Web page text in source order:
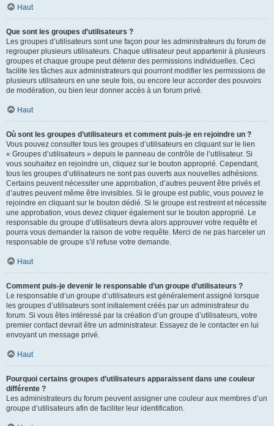
Haut
Que sont les groupes d’utilisateurs ?
Les groupes d’utilisateurs sont une façon pour les administrateurs du forum de
regrouper plusieurs utilisateurs. Chaque utilisateur peut appartenir à plusieurs
groupes et chaque groupe peut détenir des permissions individuelles. Ceci
facilite les tâches aux administrateurs qui pourront modifier les permissions de
plusieurs utilisateurs en une seule fois, ou encore leur accorder des pouvoirs
de modération, ou bien leur donner accès à un forum privé.
Haut
Où sont les groupes d’utilisateurs et comment puis-je en rejoindre un ?
Vous pouvez consulter tous les groupes d’utilisateurs en cliquant sur le lien
« Groupes d’utilisateurs » depuis le panneau de contrôle de l’utilisateur. Si
vous souhaitez en rejoindre un, cliquez sur le bouton approprié. Cependant,
tous les groupes d’utilisateurs ne sont pas ouverts aux nouvelles adhésions.
Certains peuvent nécessiter une approbation, d’autres peuvent être privés et
d’autres peuvent même être invisibles. Si le groupe est public, vous pouvez le
rejoindre en cliquant sur le bouton dédié. Si le groupe est restreint et nécessite
une approbation, vous devez cliquer également sur le bouton approprié. Le
responsable du groupe d’utilisateurs devra alors approuver votre requête et
pourra vous demander la raison de votre requête. Merci de ne pas harceler un
responsable de groupe s’il refuse votre demande.
Haut
Comment puis-je devenir le responsable d’un groupe d’utilisateurs ?
Le responsable d’un groupe d’utilisateurs est généralement assigné lorsque
les groupes d’utilisateurs sont initialement créés par un administrateur du
forum. Si vous êtes intéressé par la création d’un groupe d’utilisateurs, votre
premier contact devrait être un administrateur. Essayez de le contacter en lui
envoyant un message privé.
Haut
Pourquoi certains groupes d’utilisateurs apparaissent dans une couleur
différente ?
Les administrateurs du forum peuvent assigner une couleur aux membres d’un
groupe d’utilisateurs afin de faciliter leur identification.